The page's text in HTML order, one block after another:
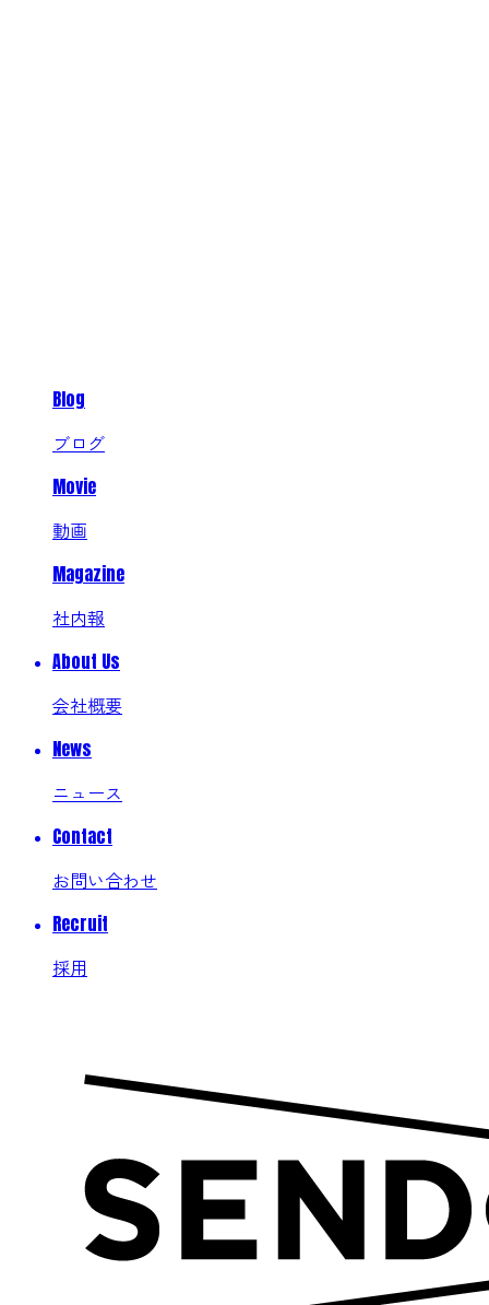
Blog
ブログ
Movie
動画
Magazine
社内報
About Us
会社概要
News
ニュース
Contact
お問い合わせ
Recruit
採用